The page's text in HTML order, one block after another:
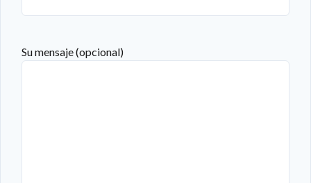
Su mensaje (opcional)